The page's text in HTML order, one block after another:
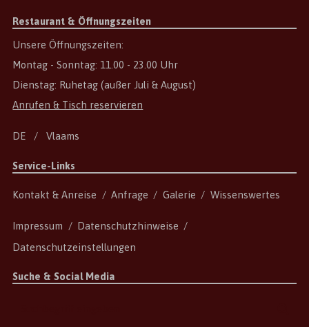
Restaurant & Öffnungszeiten
Unsere Öffnungszeiten:
Montag - Sonntag: 11.00 - 23.00 Uhr
Dienstag: Ruhetag (außer Juli & August)
Anrufen & Tisch reservieren
DE Vlaams
Service-Links
Kontakt & Anreise Anfrage Galerie Wissenswertes
Impressum
Datenschutzhinweise
Datenschutzeinstellungen
Suche & Social Media